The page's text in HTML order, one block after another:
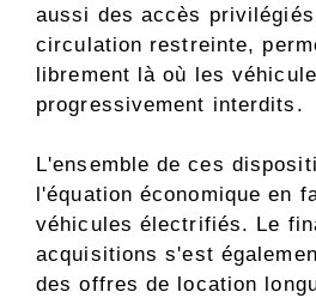
aussi des accès
circulation restreinte,
librement là où les
progressivement interdits.
L'ensemble de ces
l'équation économique en
véhicules électrifiés. Le
acquisitions s'est
des offres de location